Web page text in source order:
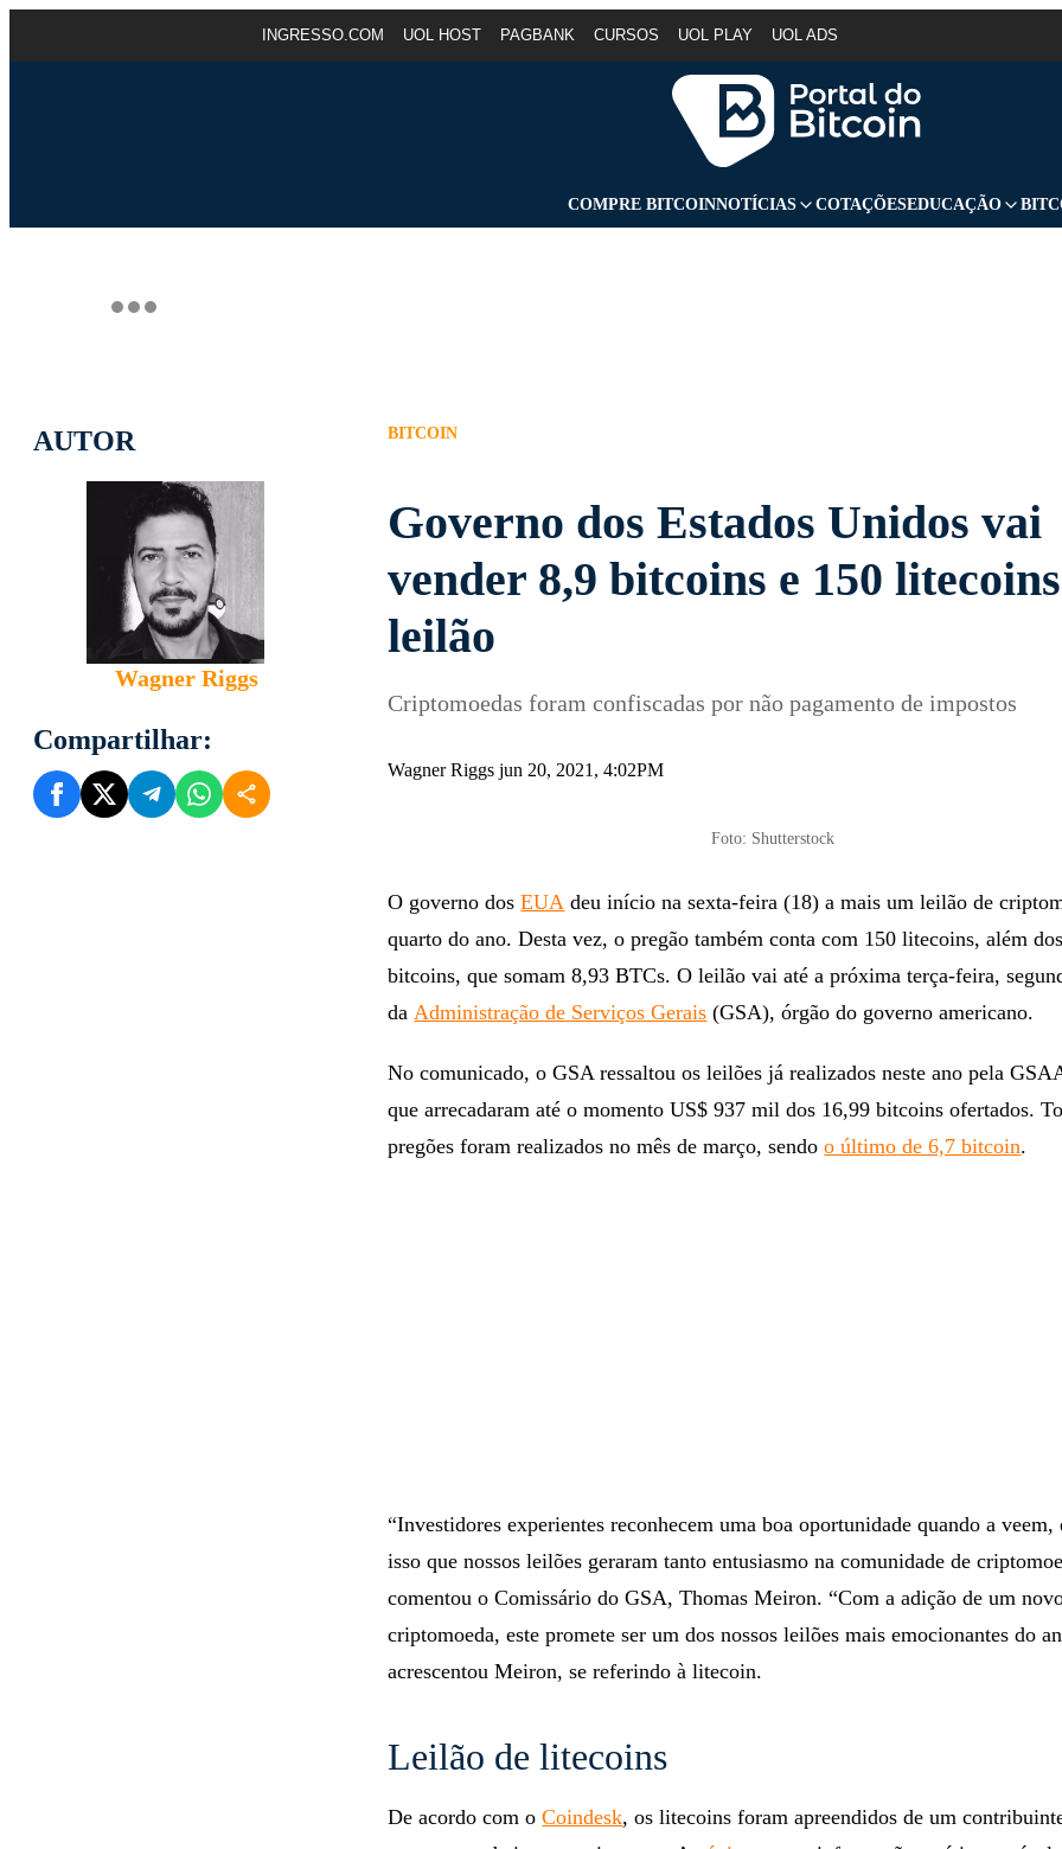
INGRESSO.COM UOL HOST PAGBANK CURSOS UOL PLAY UOL ADS
COMPRE BITCOINNOTÍCIAS COTAÇÕESEDUCAÇÃO
AUTOR
Wagner Riggs
Compartilhar:
BITCOIN
Governo dos Estados Unidos vai
vender 8,9 bitcoins e 150
leilão
Criptomoedas foram confiscadas por não pagamento de impostos
Wagner Riggs jun 20, 2021, 4:02PM
Foto: Shutterstock
O governo dosEUA deu início na sexta-feira (18) a mais um leilão de
quarto do ano. Desta vez, o pregão também conta com 150 litecoins, além
bitcoins, que somam 8,93 BTCs. O leilão vai até a próxima terça-feira,
daAdministração de Serviços Gerais (GSA), órgão do governo americano.
No comunicado, o GSA ressaltou os leilões já realizados neste ano pela
que arrecadaram até o momento US$ 937 mil dos 16,99 bitcoins ofertados.
pregões foram realizados no mês de março, sendoo último de 6,7 bitcoin.
“Investidores experientes reconhecem uma boa oportunidade quando a veem,
isso que nossos leilões geraram tanto entusiasmo na comunidade de
comentou o Comissário do GSA, Thomas Meiron. “Com a adição de um
criptomoeda, este promete ser um dos nossos leilões mais emocionantes do
acrescentou Meiron, se referindo à litecoin.
Leilão de litecoins
De acordo com oCoindesk, os litecoins foram apreendidos de um